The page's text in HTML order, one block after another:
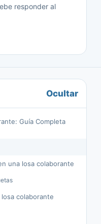
responder al
Ocultar
Guía Completa
una losa colaborante
colaborante